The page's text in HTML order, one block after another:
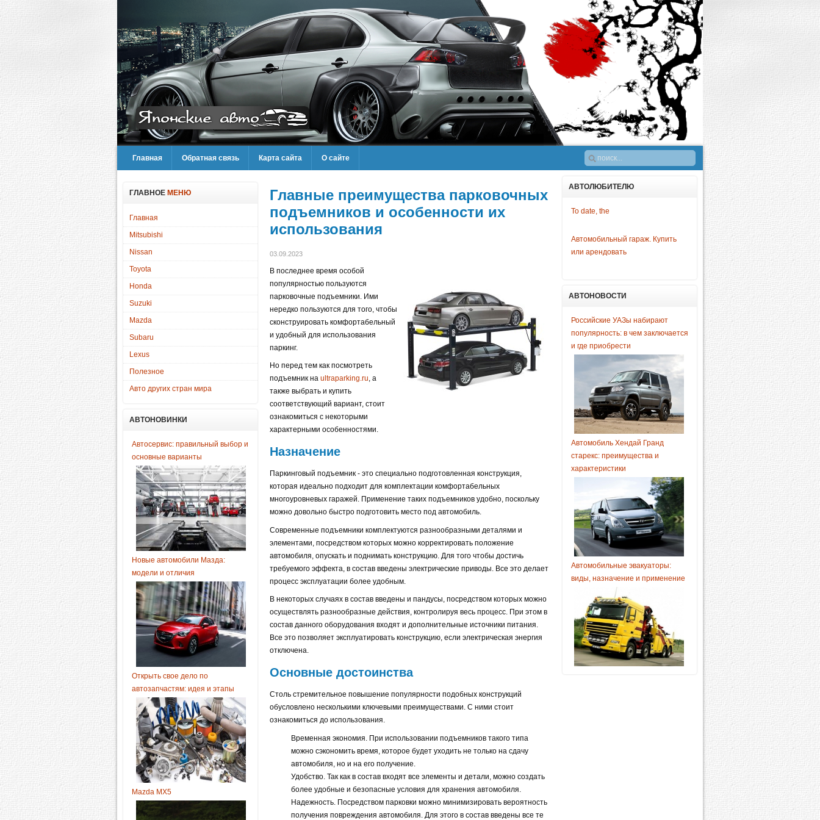
Главная Обратная связь Карта сайта О сайте
ГЛАВНОЕ МЕНЮ
Главная
Mitsubishi
Nissan
Toyota
Honda
Suzuki
Mazda
Subaru
Lexus
Полезное
Авто других стран мира
АВТОНОВИНКИ
Автосервис: правильный выбор и
основные варианты
Новые автомобили Мазда:
модели и отличия
Открыть свое дело по
автозапчастям: идея и этапы
Mazda MX5
Главные преимущества парковочных
подъемников и особенности их
использования
03.09.2023
В последнее время особой
популярностью пользуются
парковочные подъемники. Ими
нередко пользуются для того, чтобы
сконструировать комфортабельный
и удобный для использования
паркинг.
Но перед тем как посмотреть
подъемник на ultraparking.ru, а
также выбрать и купить
соответствующий вариант, стоит
ознакомиться с некоторыми
характерными особенностями.
Назначение
Паркинговый подъемник - это специально подготовленная конструкция,
которая идеально подходит для комплектации комфортабельных
многоуровневых гаражей. Применение таких подъемников удобно, поскольку
можно довольно быстро подготовить место под автомобиль.
Современные подъемники комплектуются разнообразными деталями и
элементами, посредством которых можно корректировать положение
автомобиля, опускать и поднимать конструкцию. Для того чтобы достичь
требуемого эффекта, в состав введены электрические приводы. Все это делает
процесс эксплуатации более удобным.
В некоторых случаях в состав введены и пандусы, посредством которых можно
осуществлять разнообразные действия, контролируя весь процесс. При этом в
состав данного оборудования входят и дополнительные источники питания.
Все это позволяет эксплуатировать конструкцию, если электрическая энергия
отключена.
Основные достоинства
Столь стремительное повышение популярности подобных конструкций
обусловлено несколькими ключевыми преимуществами. С ними стоит
ознакомиться до использования.
Временная экономия. При использовании подъемников такого типа
можно сэкономить время, которое будет уходить не только на сдачу
автомобиля, но и на его получение.
Удобство. Так как в состав входят все элементы и детали, можно создать
более удобные и безопасные условия для хранения автомобиля.
Надежность. Посредством парковки можно минимизировать вероятность
получения повреждения автомобиля. Для этого в состав введены все те
АВТОЛЮБИТЕЛЮ
To date, the
Автомобильный гараж. Купить
или арендовать
АВТОНОВОСТИ
Российские УАЗы набирают
популярность: в чем заключается
и где приобрести
Автомобиль Хендай Гранд
старекс: преимущества и
характеристики
Автомобильные эвакуаторы:
виды, назначение и применение